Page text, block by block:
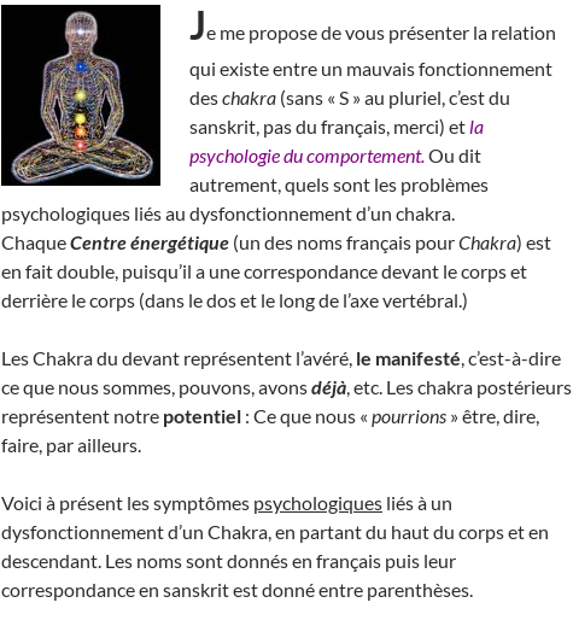
Je me propose de vous présenter la relation
qui existe entre un mauvais fonctionnement
deschakra (sans « S » au pluriel, c’est du
sanskrit, pas du français, merci) etla
psychologie du comportement.Ou dit
autrement, quels sont les problèmes
psychologiques liés au dysfonctionnement d’un chakra.
ChaqueCentre énergétique (un des noms français pourChakra) est
en fait double, puisqu’il a une correspondance devant le corps et
derrière le corps (dans le dos et le long de l’axe vertébral.)
Les Chakra du devant représentent l’avéré, le manifesté, c’est-à-dire
ce que nous sommes, pouvons, avonsdéjà, etc. Les chakra postérieurs
représentent notre potentiel : Ce que nous « pourrions » être, dire,
faire, par ailleurs.
Voici à présent les symptômes psychologiques liés à un
dysfonctionnement d’un Chakra, en partant du haut du corps et en
descendant. Les noms sont donnés en français puis leur
correspondance en sanskrit est donné entre parenthèses.